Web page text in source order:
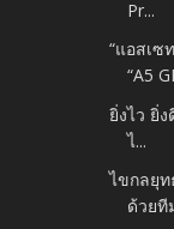
Pr...
“แอสเ
“A5
ยิ่งไว ยิ่
ไ...
ไขกลยุท
ด้วยที